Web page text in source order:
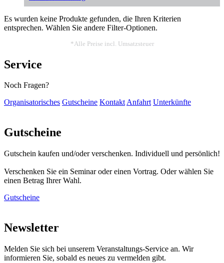
Es wurden keine Produkte gefunden, die Ihren Kriterien
entsprechen. Wählen Sie andere Filter-Optionen.
*Alle Preise incl. Umsatzsteuer
Service
Noch Fragen?
Organisatorisches Gutscheine KontaktAnfahrt Unterkünfte
Gutscheine
Gutschein kaufen und/oder verschenken. Individuell und persönlich!
Verschenken Sie ein Seminar oder einen Vortrag. Oder wählen Sie
einen Betrag Ihrer Wahl.
Gutscheine
Newsletter
Melden Sie sich bei unserem Veranstaltungs-Service an. Wir
informieren Sie, sobald es neues zu vermelden gibt.